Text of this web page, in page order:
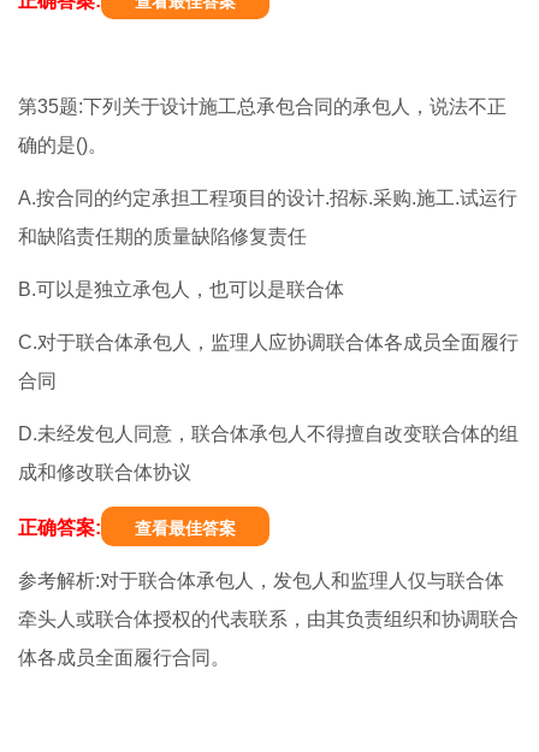
第35题:下列关于设计施工总承包合同的承包人，说法不正
确的是()。
A.按合同的约定承担工程项目的设计.招标.采购.施工.试运行
和缺陷责任期的质量缺陷修复责任
B.可以是独立承包人，也可以是联合体
C.对于联合体承包人，监理人应协调联合体各成员全面履行
合同
D.未经发包人同意，联合体承包人不得擅自改变联合体的组
成和修改联合体协议
正确答案: 查看最佳答案
参考解析:对于联合体承包人，发包人和监理人仅与联合体
牵头人或联合体授权的代表联系，由其负责组织和协调联合
体各成员全面履行合同。